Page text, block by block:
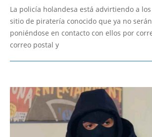
04-
14
La policía holandesa está advirtiendo a
sitio de piratería conocido que ya no
poniéndose en contacto con ellos por
correo postal y